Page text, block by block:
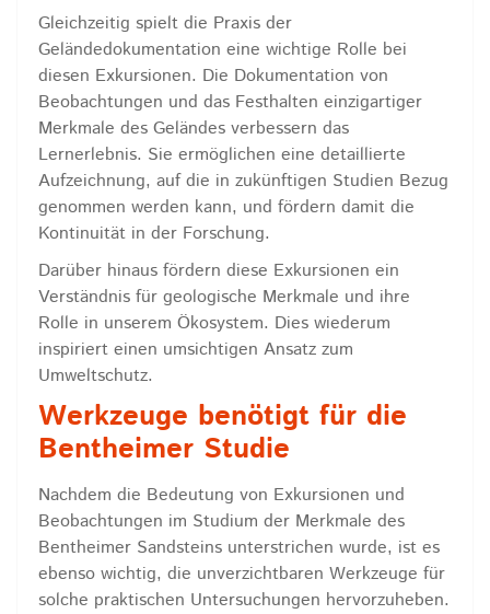
Gleichzeitig spielt die Praxis der
Geländedokumentation eine wichtige Rolle bei
diesen Exkursionen. Die Dokumentation von
Beobachtungen und das Festhalten einzigartiger
Merkmale des Geländes verbessern das
Lernerlebnis. Sie ermöglichen eine detaillierte
Aufzeichnung, auf die in zukünftigen Studien Bezug
genommen werden kann, und fördern damit die
Kontinuität in der Forschung.
Darüber hinaus fördern diese Exkursionen ein
Verständnis für geologische Merkmale und ihre
Rolle in unserem Ökosystem. Dies wiederum
inspiriert einen umsichtigen Ansatz zum
Umweltschutz.
Werkzeuge benötigt für die
Bentheimer Studie
Nachdem die Bedeutung von Exkursionen und
Beobachtungen im Studium der Merkmale des
Bentheimer Sandsteins unterstrichen wurde, ist es
ebenso wichtig, die unverzichtbaren Werkzeuge für
solche praktischen Untersuchungen hervorzuheben.